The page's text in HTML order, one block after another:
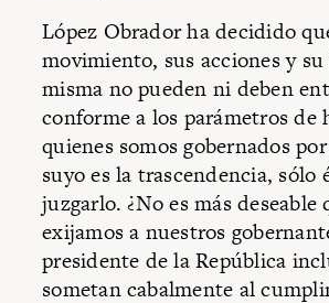
López Obrador ha decidido
movimiento, sus acciones y
misma no pueden ni deben
conforme a los parámetros de
quienes somos gobernados
suyo es la trascendencia, sólo
juzgarlo. ¿No es más deseable
exijamos a nuestros
presidente de la República
sometan cabalmente al